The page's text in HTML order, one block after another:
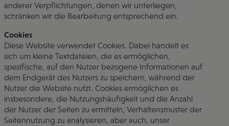
anderer Verpflichtungen, denen wir unterliegen,
schränken wir die Bearbeitung entsprechend ein.
Cookies
Diese Website verwendet Cookies. Dabei handelt es
sich um kleine Textdateien, die es ermöglichen,
spezifische, auf den Nutzer bezogene Informationen auf
dem Endgerät des Nutzers zu speichern, während der
Nutzer die Website nutzt. Cookies ermöglichen es
insbesondere, die Nutzungshäufigkeit und die Anzahl
der Nutzer der Seiten zu ermitteln, Verhaltensmuster der
Seitennutzung zu analysieren, aber auch, unser